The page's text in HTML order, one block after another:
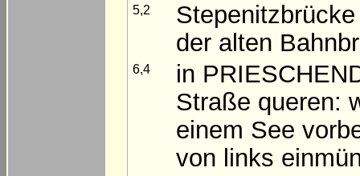
5,2
der alten
6,4
in
Straße queren:
einem See
von links